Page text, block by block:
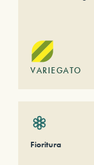
VARIEGATO
Fioritura